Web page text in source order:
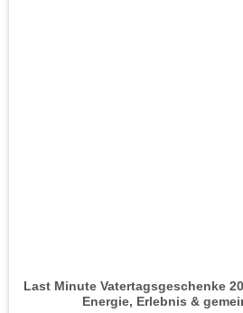
Last Minute Vatertagsgeschenke
Energie, Erlebnis &